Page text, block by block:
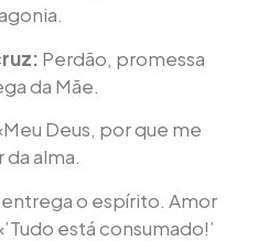
Perdão, promessa
da Mãe.
Deus, por que me
alma.
entrega o espírito. Amor
está consumado!’